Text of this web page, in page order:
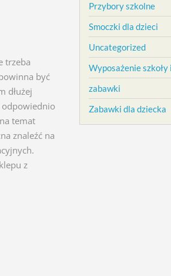
trzeba
być
dłużej
odpowiednio
temat
znaleźć na
z
Przybory szkolne
Smoczki dla dzieci
Uncategorized
Wyposażenie szkoły
zabawki
Zabawki dla dziecka